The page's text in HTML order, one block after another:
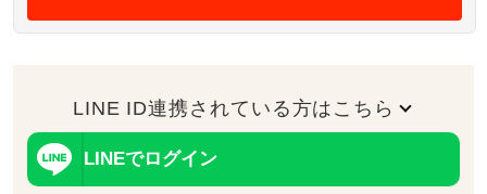
LINE ID連携されている方はこちら
LINEでログイン